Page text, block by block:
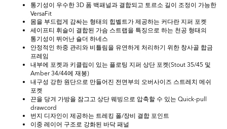
통기성이 우수한 3D 폼 백패널과 결합되고 토르소 길이 조정이 가능한
VersaFit
몸을 부드럽게 감싸는 형태의 힙벨트가 제공하는 커다란 지퍼 포켓
세이프티 휘슬이 결합된 가슴 스트랩을 특징으로 하는 천공 형태의
통기성이 뛰어난 숄더 하네스
안정적인 하중 관리와 비틀림을 유연하게 처리하기 위한 창사골 합금
프레임
내부에 포켓과 키클립이 있는 플로팅 지퍼 상단 포켓(Stout 35/45 및
Amber 34/44에 재봉)
내구성 강한 원단으로 만들어진 전면부의 오버사이즈 스트레치 메쉬
포켓
끈을 당겨 가방을 잠그고 상단 웨빙으로 압축할 수 있는 Quick-pull
drawcord
번지 디자인이 제공하는 트레킹 폴/장비 결합 포인트
이중 레이어 구조로 강화된 바닥 패널